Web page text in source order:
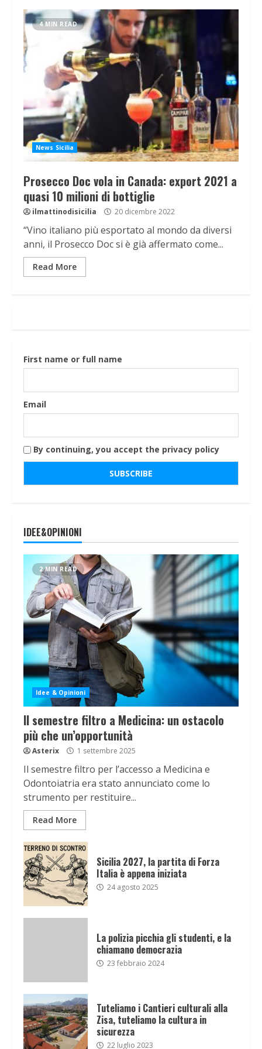
4 MIN READ
News Sicilia
Prosecco Doc vola in Canada: export 2021 a
quasi 10 milioni di bottiglie
ilmattinodisicilia 20 dicembre 2022
“Vino italiano più esportato al mondo da diversi
anni, il Prosecco Doc si è già affermato come...
Read More
First name or full name
Email
By continuing, you accept the privacy policy
IDEE&OPINIONI
2 MIN READ
Idee & Opinioni
Il semestre filtro a Medicina: un ostacolo
più che un’opportunità
Asterix 1 settembre 2025
Il semestre filtro per l’accesso a Medicina e
Odontoiatria era stato annunciato come lo
strumento per restituire...
Read More
Sicilia 2027, la partita di Forza
Italia è appena iniziata
24 agosto 2025
La polizia picchia gli studenti, e la
chiamano democrazia
23 febbraio 2024
Tuteliamo i Cantieri culturali alla
Zisa, tuteliamo la cultura in
sicurezza
22 luglio 2023